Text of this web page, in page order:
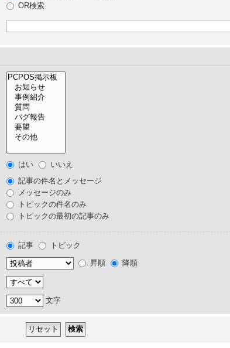
OR検索
はい
いいえ
記事の件名とメッセージ
メッセージのみ
トピックの件名のみ
トピックの最初の記事のみ
記事
トピック
昇順 降順
文字